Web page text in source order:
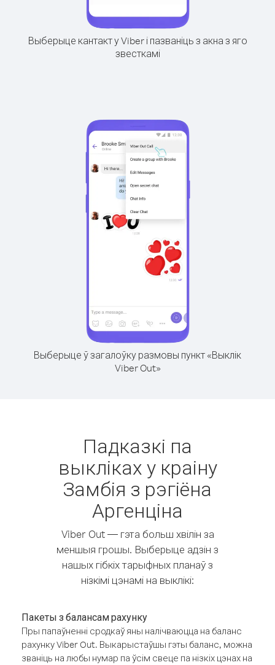
Выберыце кантакт у Viber і пазваніць з акна з яго
звесткамі
Выберыце ў загалоўку размовы пункт «Выклік
Viber Out»
Падказкі па
выкліках у краіну
Замбія з рэгіёна
Аргенціна
Viber Out — гэта больш хвілін за
меншыя грошы. Выберыце адзін з
нашых гібкіх тарыфных планаў з
нізкімі цэнамі на выклікі:
Пакеты з балансам рахунку
Пры папаўненні сродкаў яны налічваюцца на баланс
рахунку Viber Out. Выкарыстаўшы гэты баланс, можна
званіць на любы нумар па ўсім свеце па нізкіх цэнах на